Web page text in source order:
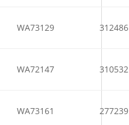
WA73129 312486
WA72147 310532
WA73161 277239